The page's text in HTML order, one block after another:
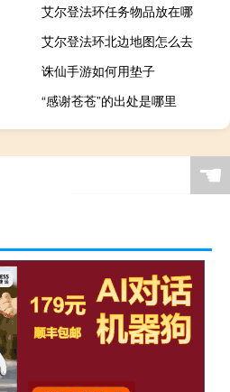
艾尔登法环任务物品放在哪
艾尔登法环北边地图怎么去
诛仙手游如何用垫子
“感谢苍苍”的出处是哪里
☚